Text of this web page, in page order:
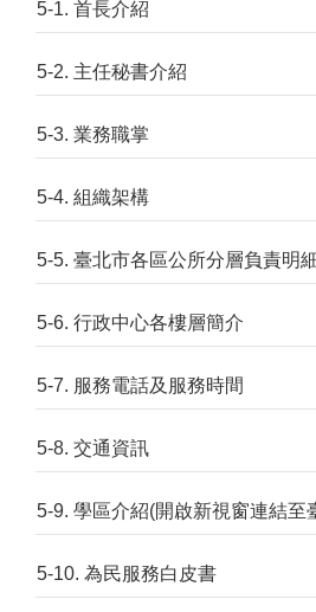
5-1. 首長介紹
5-2. 主任秘書介紹
5-3. 業務職掌
5-4. 組織架構
5-5. 臺北市各區公所分層負責明
5-6. 行政中心各樓層簡介
5-7. 服務電話及服務時間
5-8. 交通資訊
5-9. 學區介紹(開啟新視窗連結至
5-10. 為民服務白皮書